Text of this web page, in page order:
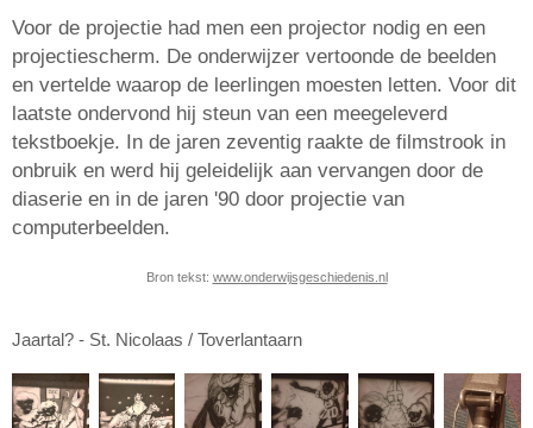
Voor de projectie had men een projector nodig en een
projectiescherm. De onderwijzer vertoonde de beelden
en vertelde waarop de leerlingen moesten letten. Voor dit
laatste ondervond hij steun van een meegeleverd
tekstboekje. In de jaren zeventig raakte de filmstrook in
onbruik en werd hij geleidelijk aan vervangen door de
diaserie en in de jaren '90 door projectie van
computerbeelden.
Bron tekst: www.onderwijsgeschiedenis.nl
Jaartal? - St. Nicolaas / Toverlantaarn